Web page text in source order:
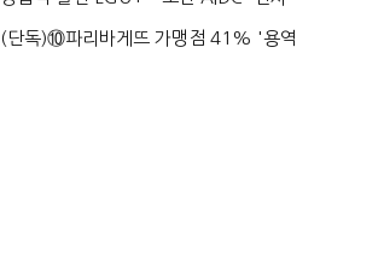
업 드라이브'...
(단독)⑩파리바게뜨 가맹점 41% '용역